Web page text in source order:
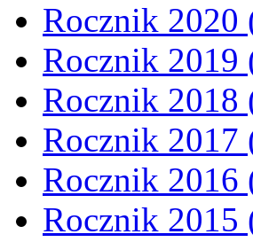
Rocznik 2020
Rocznik 2019
Rocznik 2018
Rocznik 2017
Rocznik 2016
Rocznik 2015